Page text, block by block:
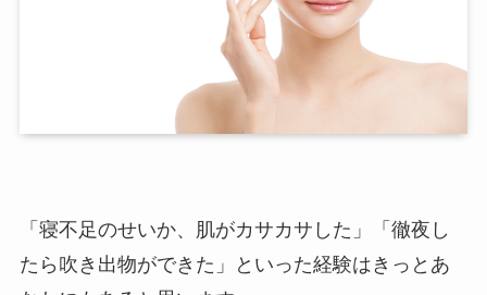
「寝不足のせいか、肌がカサカサした」「徹夜し
たら吹き出物ができた」といった経験はきっとあ